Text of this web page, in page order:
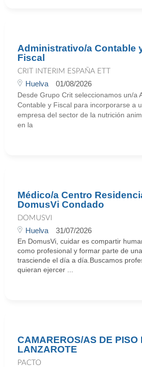
Administrativo/a Contable
Fiscal
CRIT INTERIM ESPAÑA ETT
Huelva 01/08/2026
Desde Grupo Crit seleccionamos un/a
Contable y Fiscal para incorporarse a
empresa del sector de la nutrición
en la
Médico/a Centro
DomusVi Condado
DOMUSVI
Huelva 31/07/2026
En DomusVi, cuidar es compartir
como profesional y formar parte de
trasciende el día a día.Buscamos
quieran ejercer ...
CAMAREROS/AS DE PISO
LANZAROTE
PACTO